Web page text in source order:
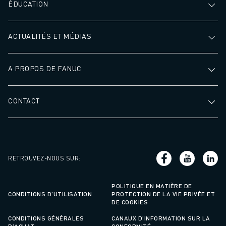
ÉDUCATION
ACTUALITÉS ET MÉDIAS
A PROPOS DE FANUC
CONTACT
RETROUVEZ-NOUS SUR:
CONDITIONS D'UTILISATION
POLITIQUE EN MATIÈRE DE
PROTECTION DE LA VIE PRIVÉE ET
DE COOKIES
CONDITIONS GÉNÉRALES
CANAUX D'INFORMATION SUR LA